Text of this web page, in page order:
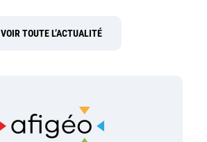
VOIR TOUTE L’ACTUALITÉ